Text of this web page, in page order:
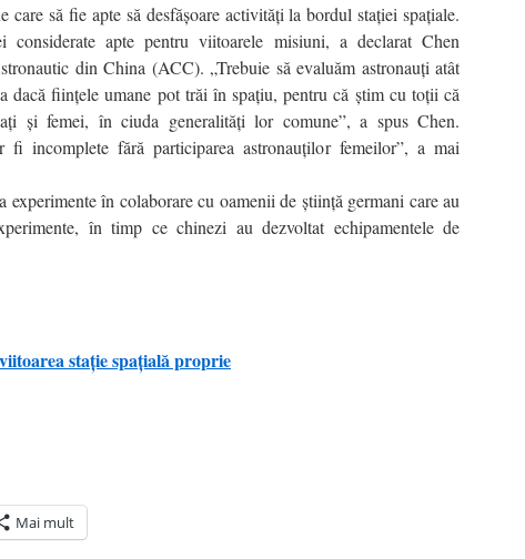
care să fie apte să desfăşoare activităţi la bordul staţiei spaţiale.
apte pentru viitoarele misiuni, a declarat Chen
din China (ACC). „Trebuie să evaluăm astronauţi atât
dacă fiinţele umane pot trăi în spaţiu, pentru că ştim cu toţii că
şi femei, în ciuda generalităţi lor comune”, a spus Chen.
fi incomplete fără participarea astronauţilor femeilor”, a mai
experimente în colaborare cu oamenii de ştiinţă germani care au
în timp ce chinezi au dezvoltat echipamentele de
staţie spaţială proprie
Mai mult